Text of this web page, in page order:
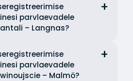
parvlaevadele
– Langnas?
parvlaevadele
– Malmö?